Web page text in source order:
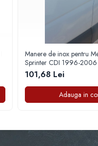
Manere de inox pentru
Sprinter CDI 1996-2006
101,68 Lei
Adauga in